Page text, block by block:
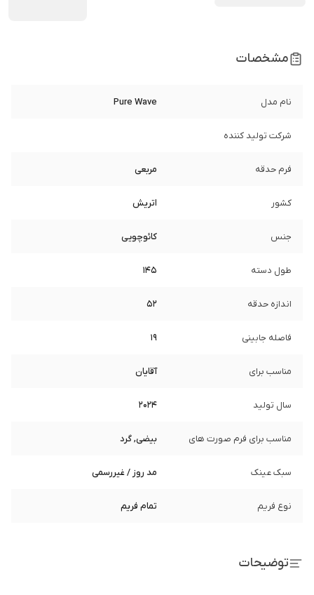
مشخصات
نام مدل Pure Wave
شرکت تولید کننده
فرم حدقه مربعی
کشور اتریش
جنس کائوچویی
طول دسته 145
اندازه حدقه 52
فاصله جابینی 19
مناسب برای آقایان
سال تولید 2024
مناسب برای فرم صورت های بیضی, گرد
سبک عینک مد روز / غیررسمی
نوع فریم تمام فریم
توضیحات